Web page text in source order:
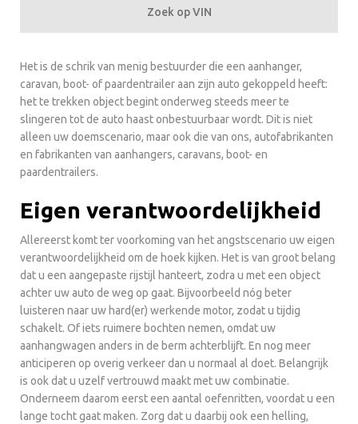
Zoek op VIN
Het is de schrik van menig bestuurder die een aanhanger,
caravan, boot- of paardentrailer aan zijn auto gekoppeld heeft:
het te trekken object begint onderweg steeds meer te
slingeren tot de auto haast onbestuurbaar wordt. Dit is niet
alleen uw doemscenario, maar ook die van ons, autofabrikanten
en fabrikanten van aanhangers, caravans, boot- en
paardentrailers.
Eigen verantwoordelijkheid
Allereerst komt ter voorkoming van het angstscenario uw eigen
verantwoordelijkheid om de hoek kijken. Het is van groot belang
dat u een aangepaste rijstijl hanteert, zodra u met een object
achter uw auto de weg op gaat. Bijvoorbeeld nóg beter
luisteren naar uw hard(er) werkende motor, zodat u tijdig
schakelt. Of iets ruimere bochten nemen, omdat uw
aanhangwagen anders in de berm achterblijft. En nog meer
anticiperen op overig verkeer dan u normaal al doet. Belangrijk
is ook dat u uzelf vertrouwd maakt met uw combinatie.
Onderneem daarom eerst een aantal oefenritten, voordat u een
lange tocht gaat maken. Zorg dat u daarbij ook een helling,